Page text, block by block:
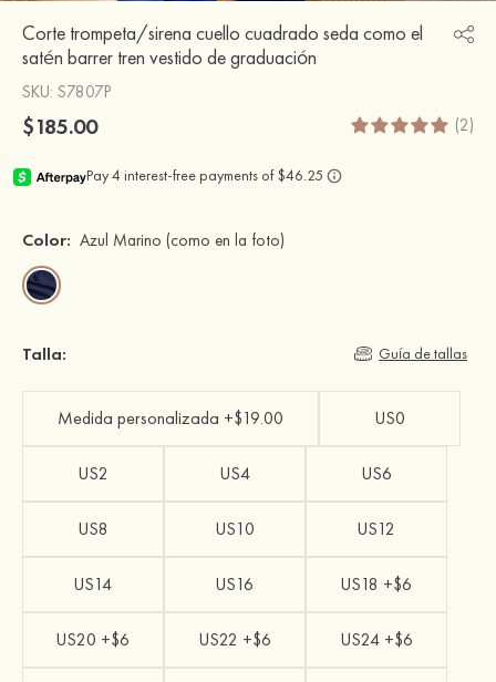
Corte trompeta/sirena cuello cuadrado seda como el
satén barrer tren vestido de graduación
SKU: S7807P
$185.00 (2)
Color: Azul Marino (como en la foto)
Talla: Guía de tallas
Medida personalizada +$19.00 US0
US2 US4 US6
US8 US10 US12
US14 US16 US18 +$6
US20 +$6 US22 +$6 US24 +$6